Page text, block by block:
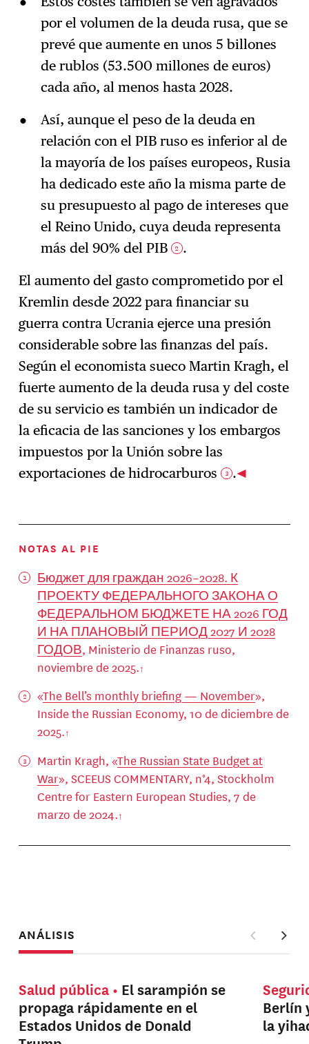
por el volumen de la deuda rusa, que se
prevé que aumente en unos 5 billones
de rublos (53.500 millones de euros)
cada año, al menos hasta 2028.
Así, aunque el peso de la deuda en
relación con el PIB ruso es inferior al de
la mayoría de los países europeos, Rusia
ha dedicado este año la misma parte de
su presupuesto al pago de intereses que
el Reino Unido, cuya deuda representa
más del 90% del PIB
2 .
El aumento del gasto comprometido por el
Kremlin desde 2022 para financiar su
guerra contra Ucrania ejerce una presión
considerable sobre las finanzas del país.
Según el economista sueco Martin Kragh, el
fuerte aumento de la deuda rusa y del coste
de su servicio es también un indicador de
la eficacia de las sanciones y los embargos
impuestos por la Unión sobre las
exportaciones de hidrocarburos 3 .
NOTAS AL PIE
Бюджет для граждан 2026–2028. К
ПРОЕКТУ ФЕДЕРАЛЬНОГО ЗАКОНА О
ФЕДЕРАЛЬНОМ БЮДЖЕТЕ НА 2026 ГОД
И НА ПЛАНОВЫЙ ПЕРИОД 2027 И 2028
ГОДОВ, Ministerio de Finanzas ruso,
noviembre de 2025.
«The Bell’s monthly briefing — November»,
Inside the Russian Economy, 10 de diciembre de
2025.
Martin Kragh, «The Russian State Budget at
War», SCEEUS COMMENTARY, n°4, Stockholm
Centre for Eastern European Studies, 7 de
marzo de 2024.
ANÁLISIS
Salud pública
El sarampión se
propaga rápidamente en el
Estados Unidos de Donald
Berlín
la